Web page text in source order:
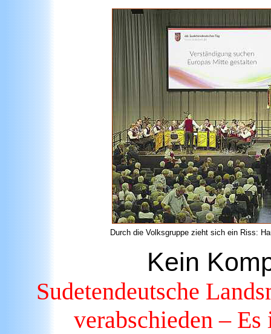
Durch die Volksgruppe zieht sich ein Riss:
Kein
Sudetendeutsche
verabschieden –